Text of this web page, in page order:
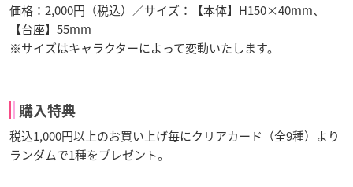
価格：2,000円（税込）／サイズ：【本体】H150×40mm、
【台座】55mm
※サイズはキャラクターによって変動いたします。
購入特典
税込1,000円以上のお買い上げ毎にクリアカード（全9種）より
ランダムで1種をプレゼント。